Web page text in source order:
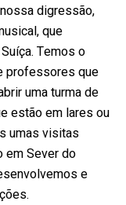
digressão,
que
Temos o
professores que
uma turma de
estão em lares ou
umas visitas
em Sever do
e